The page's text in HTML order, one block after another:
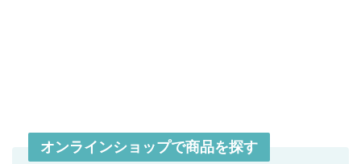
オンラインショップで商品を探す